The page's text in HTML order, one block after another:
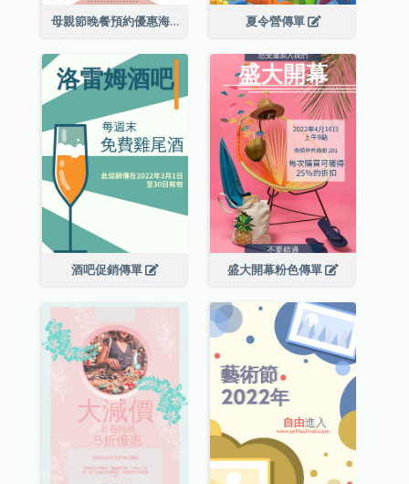
母親節晚餐預約優惠海報 夏令營傳單
酒吧促銷傳單 盛大開幕粉色傳單